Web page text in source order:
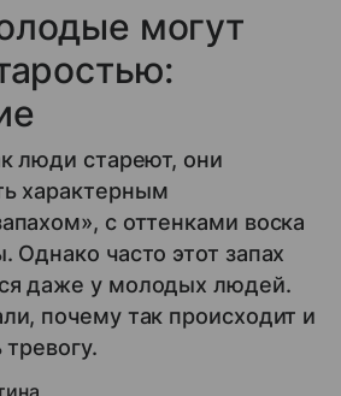
могут
люди стареют, они
характерным
с оттенками воска
Однако часто этот запах
даже у молодых людей.
почему так происходит и
тревогу.